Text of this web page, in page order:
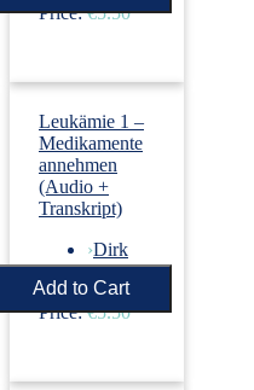
Price: €5.50
Leukämie 1 –
Medikamente
annehmen
(Audio +
Transkript)
›Dirk
Revenstorf
Price: €5.50